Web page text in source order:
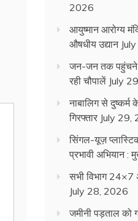
2026
आयुष्मान आरोग्य
औषधीय उद्यान
जन-जन तक पहुंचने
रही चौपालें July
नाबालिग से दुष्कर्म
गिरफ्तार July 29,
सिंगल-यूज़
प्रभावी अभियान :
सभी विभाग 24×7
July 28, 2026
जमीनी पड़ताल को